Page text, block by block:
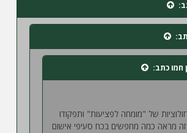
חמו כתב:
של "מומחה לפציעות" ותפקודו
מראה כמה מחפשים בכח סעיפי אישום